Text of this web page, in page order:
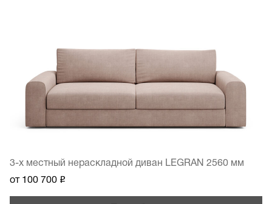
3-х местный нераскладной диван LEGRAN 2560 мм
от 100 700 ₽